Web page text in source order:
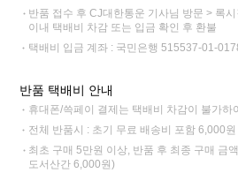
반품 접수 후 CJ대한통운 기사님 방문 > 록
이내 택배비 차감 또는 입금 확인 후 환불
택배비 입금 계좌 : 국민은행 515537-01-
반품 택배비 안내
휴대폰/쓱페이 결제는 택배비 차감이 불가하
전체 반품시 : 초기 무료 배송비 포함 6,000
최초 구매 5만원 이상, 반품 후 최종 구매 금
도서산간 6,000원)